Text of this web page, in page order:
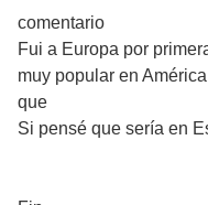
comentario
Fui a Europa por
muy popular en
que
Si pensé que sería en